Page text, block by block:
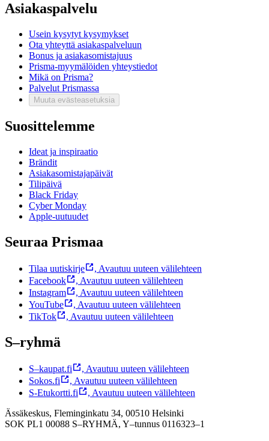
Asiakaspalvelu
Usein kysytyt kysymykset
Ota yhteyttä asiakaspalveluun
Bonus ja asiakasomistajuus
Prisma-myymälöiden yhteystiedot
Mikä on Prisma?
Palvelut Prismassa
Muuta evästeasetuksia
Suosittelemme
Ideat ja inspiraatio
Brändit
Asiakasomistajapäivät
Tilipäivä
Black Friday
Cyber Monday
Apple-uutuudet
Seuraa Prismaa
Tilaa uutiskirje , Avautuu uuteen välilehteen
Facebook
, Avautuu uuteen välilehteen
Instagram
, Avautuu uuteen välilehteen
YouTube
, Avautuu uuteen välilehteen
TikTok
, Avautuu uuteen välilehteen
S–ryhmä
S–kaupat.fi , Avautuu uuteen välilehteen
Sokos.fi
, Avautuu uuteen välilehteen
S-Etukortti.fi
, Avautuu uuteen välilehteen
Ässäkeskus, Fleminginkatu 34, 00510 Helsinki
SOK PL1 00088 S–RYHMÄ, Y–tunnus 0116323–1